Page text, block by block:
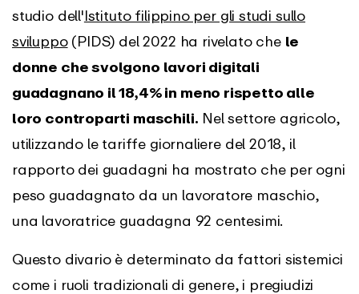
studio dell'Istituto filippino per gli studi sullo
sviluppo(PIDS) del 2022 ha rivelato che le
donne che svolgono lavori digitali
guadagnano il 18,4% in meno rispetto alle
loro controparti maschili. Nel settore agricolo,
utilizzando le tariffe giornaliere del 2018, il
rapporto dei guadagni ha mostrato che per ogni
peso guadagnato da un lavoratore maschio,
una lavoratrice guadagna 92 centesimi.
Questo divario è determinato da fattori sistemici
come i ruoli tradizionali di genere, i pregiudizi